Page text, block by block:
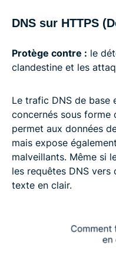
DNS sur HTTPS
Protège contre : le
clandestine et les
Le trafic DNS de base
concernés sous forme
permet aux données
mais expose
malveillants. Même si
les requêtes DNS
texte en clair.